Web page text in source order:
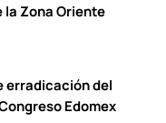
la Zona Oriente
erradicación del
Edomex